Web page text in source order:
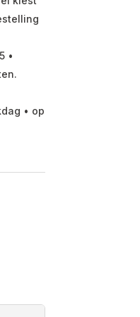
•
• op